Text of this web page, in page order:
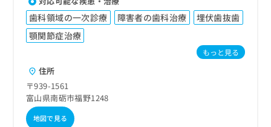
歯科領域の一次診療 障害者の歯科治療
埋伏歯抜歯
顎関節症治療
もっと見る
住所
〒939-1561
富山県南砺市福野1248
地図で見る